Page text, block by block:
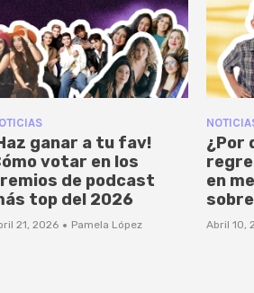
ganar a tu fav!
votar en los
de podcast
top del 2026
21, 2026 · Pamela López
¿Por
en
Abril 10,